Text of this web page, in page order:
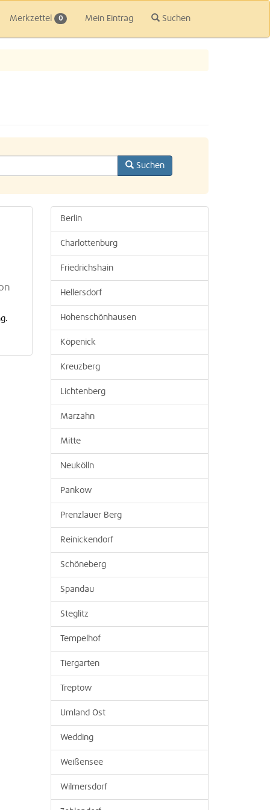
Merkzettel 0 Mein Eintrag Suchen
Suchen
Berlin
Charlottenburg
Friedrichshain
Hellersdorf
Hohenschönhausen
Köpenick
Kreuzberg
Lichtenberg
Marzahn
Mitte
Neukölln
Pankow
Prenzlauer Berg
Reinickendorf
Schöneberg
Spandau
Steglitz
Tempelhof
Tiergarten
Treptow
Umland Ost
Wedding
Weißensee
Wilmersdorf